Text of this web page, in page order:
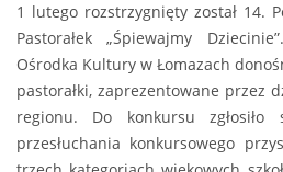
1 lutego rozstrzygnięty został 14.
Pastorałek „Śpiewajmy
Ośrodka Kultury w Łomazach
pastorałki, zaprezentowane przez
regionu. Do konkursu
przesłuchania konkursowego